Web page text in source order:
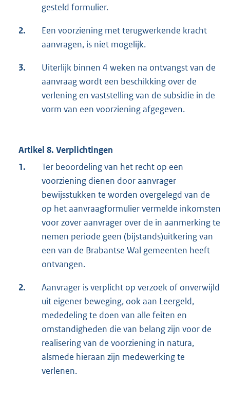
gesteld formulier.
2.
Een voorziening met terugwerkende kracht
aanvragen, is niet mogelijk.
3.
Uiterlijk binnen 4 weken na ontvangst van de
aanvraag wordt een beschikking over de
verlening en vaststelling van de subsidie in de
vorm van een voorziening afgegeven.
Artikel 8. Verplichtingen
1.
Ter beoordeling van het recht op een
voorziening dienen door aanvrager
bewijsstukken te worden overgelegd van de
op het aanvraagformulier vermelde inkomsten
voor zover aanvrager over de in aanmerking te
nemen periode geen (bijstands)uitkering van
een van de Brabantse Wal gemeenten heeft
ontvangen.
2.
Aanvrager is verplicht op verzoek of onverwijld
uit eigener beweging, ook aan Leergeld,
mededeling te doen van alle feiten en
omstandigheden die van belang zijn voor de
realisering van de voorziening in natura,
alsmede hieraan zijn medewerking te
verlenen.